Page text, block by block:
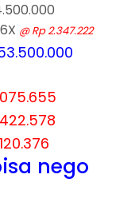
@ Rp 2.347.222
nego